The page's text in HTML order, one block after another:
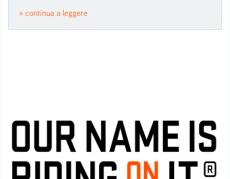
» continua a leggere